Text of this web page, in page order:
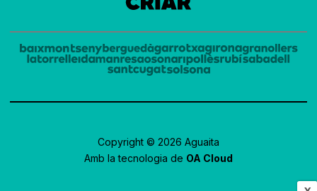
Copyright © 2026 Aguaita
Amb la tecnologia de OA Cloud